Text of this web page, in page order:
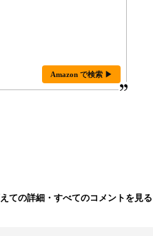
Amazon で検索 ▶
ての詳細・すべてのコメントを見る